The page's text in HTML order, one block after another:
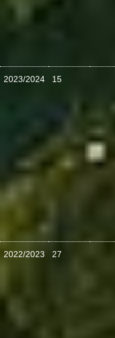
2023/2024 15
2022/2023 27